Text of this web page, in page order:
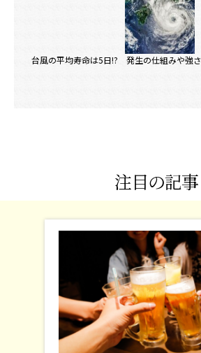
台風の平均寿命は5日!? 発生の仕組みや強
注目の記事